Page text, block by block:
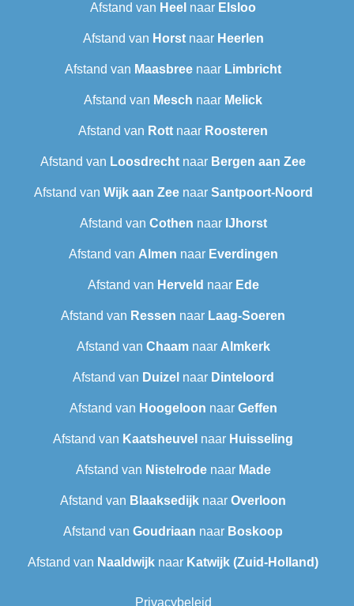
Afstand van Heel naar Elsloo
Afstand van Horstnaar Heerlen
Afstand van Maasbree naar Limbricht
Afstand van Mesch naar Melick
Afstand van Rott naar Roosteren
Afstand van Loosdrecht naar Bergen aan Zee
Afstand van Wijk aan Zeenaar Santpoort-Noord
Afstand van Cothen naar IJhorst
Afstand van Almen naar Everdingen
Afstand van Herveld naar Ede
Afstand van Ressen naar Laag-Soeren
Afstand van Chaamnaar Almkerk
Afstand van Duizel naar Dinteloord
Afstand van Hoogeloon naar Geffen
Afstand van Kaatsheuvel naar Huisseling
Afstand van Nistelrodenaar Made
Afstand van Blaaksedijk naar Overloon
Afstand van Goudriaan naar Boskoop
Afstand van Naaldwijk naar Katwijk (Zuid-Holland)
Privacybeleid